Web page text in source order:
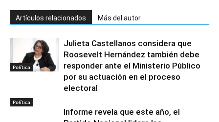
Artículos relacionados Más del autor
Política
Julieta Castellanos considera que
Roosevelt Hernández también debe
responder ante el Ministerio Público
por su actuación en el proceso
electoral
Política
Informe revela que este año, el